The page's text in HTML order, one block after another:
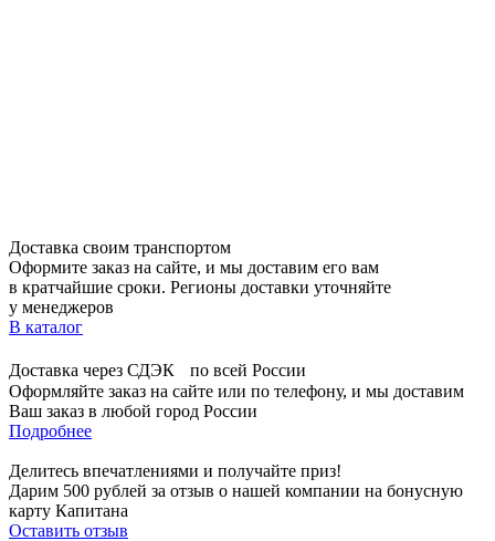
Доставка своим транспортом
Оформите заказ на сайте, и мы доставим его вам
в кратчайшие сроки. Регионы доставки уточняйте
у менеджеров
В каталог
Доставка через СДЭК по всей России
Оформляйте заказ на сайте или по телефону, и мы доставим
Ваш заказ в любой город России
Подробнее
Делитесь впечатлениями и получайте приз!
Дарим 500 рублей за отзыв о нашей компании на бонусную
карту Капитана
Оставить отзыв